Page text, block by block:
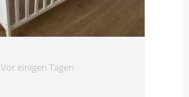
Vor einigen Tagen